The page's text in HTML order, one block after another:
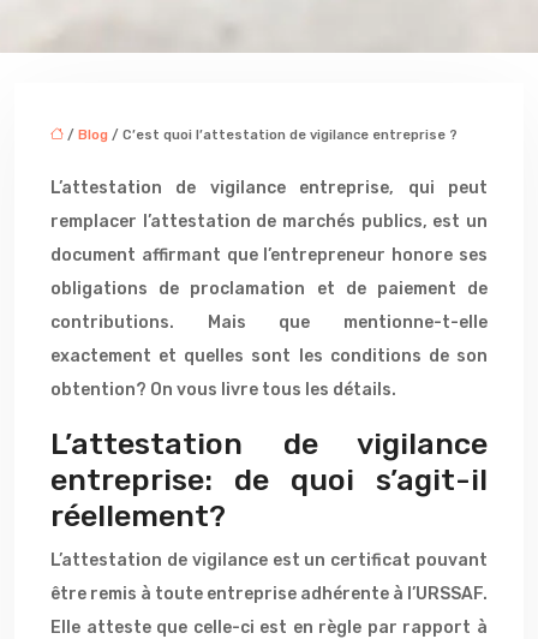
/ Blog / C’est quoi l’attestation de vigilance entreprise ?
L’attestation de vigilance entreprise, qui peut
remplacer l’attestation de marchés publics, est un
document affirmant que l’entrepreneur honore ses
obligations de proclamation et de paiement de
contributions. Mais que mentionne-t-elle
exactement et quelles sont les conditions de son
obtention? On vous livre tous les détails.
L’attestation de vigilance
entreprise: de quoi s’agit-il
réellement?
L’attestation de vigilance est un certificat pouvant
être remis à toute entreprise adhérente à l’URSSAF.
Elle atteste que celle-ci est en règle par rapport à